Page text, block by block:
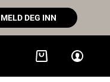
MELD DEG INN